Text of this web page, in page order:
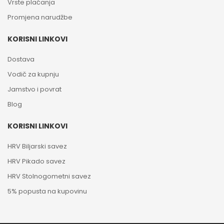
Vrste plaćanja
Promjena narudžbe
KORISNI LINKOVI
Dostava
Vodič za kupnju
Jamstvo i povrat
Blog
KORISNI LINKOVI
HRV Biljarski savez
HRV Pikado savez
HRV Stolnogometni savez
5% popusta na kupovinu